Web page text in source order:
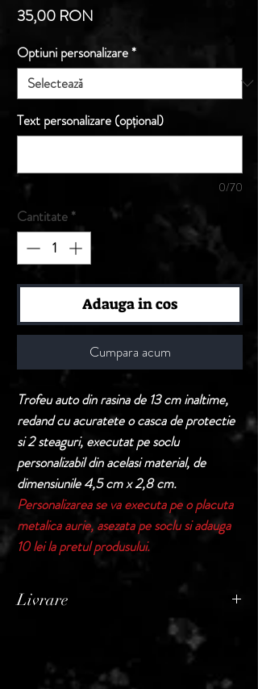
35,00 RON
Optiuni personalizare*
Text personalizare (opțional)
0/70
Cantitate *
Adauga in cos
Cumpara acum
Trofeu auto din rasina de 13 cm inaltime,
redand cu acuratete o casca de protectie
si 2 steaguri, executat pe soclu
personalizabil din acelasi material, de
dimensiunile 4,5 cm x 2,8 cm.
Personalizarea se va executa pe o placuta
metalica aurie, asezata pe soclu si adauga
10 lei la pretul produsului.
Livrare
Termen de livrare: 1 - 2 zile lucratoare, din
momentul confirmarii comenzii de catre